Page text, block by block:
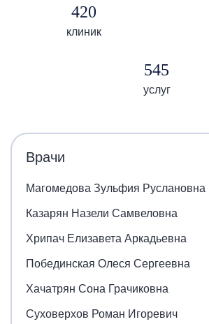
420
клиник
545
услуг
Врачи
Магомедова Зульфия Руслановна
Казарян Назели Самвеловна
Хрипач Елизавета Аркадьевна
Побединская Олеся Сергеевна
Хачатрян Сона Грачиковна
Суховерхов Роман Игоревич